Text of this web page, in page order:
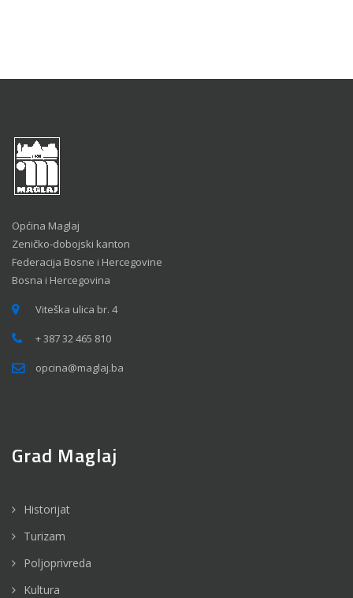
Općina Maglaj
Zeničko-dobojski kanton
Federacija Bosne i Hercegovine
Bosna i Hercegovina
Viteška ulica br. 4
+ 387 32 465 810
opcina@maglaj.ba
Grad Maglaj
Historijat
Turizam
Poljoprivreda
Kultura